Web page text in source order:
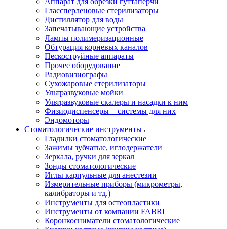
Глассперленовые стерилизаторы
Дистиллятор для воды
Запечатывающие устройства
Лампы полимеризационные
Обтурация корневых каналов
Пескоструйные аппараты
Прочее оборудование
Радиовизиографы
Сухожаровые стерилизаторы
Ультразвуковые мойки
Ультразвуковые скалеры и насадки к ним
Физиодиспенсеры + системы для них
Эндомоторы
Стоматологические инструменты
Гладилки стоматологические
Зажимы зубчатые, иглодержатели
Зеркала, ручки для зеркал
Зонды стоматологические
Иглы карпульные для анестезии
Измерительные приборы (микрометры,
калибраторы и тд.)
Инструменты для остеопластики
Инструменты от компании FABRI
Коронкосниматели стоматологические